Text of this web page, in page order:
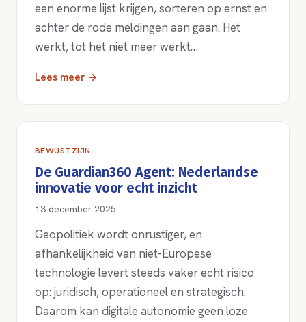
een enorme lijst krijgen, sorteren op ernst en
achter de rode meldingen aan gaan. Het
werkt, tot het niet meer werkt…
Lees meer →
BEWUSTZIJN
De Guardian360 Agent: Nederlandse
innovatie voor echt inzicht
13 december 2025
Geopolitiek wordt onrustiger, en
afhankelijkheid van niet-Europese
technologie levert steeds vaker echt risico
op: juridisch, operationeel en strategisch.
Daarom kan digitale autonomie geen loze